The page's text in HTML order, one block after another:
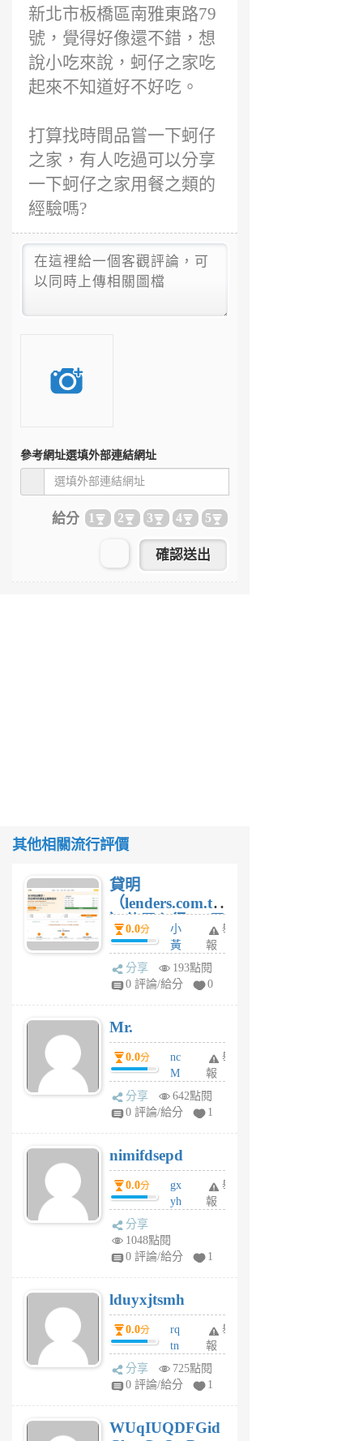
新北市板橋區南雅東路79
號，覺得好像還不錯，想
說小吃來說，蚵仔之家吃
起來不知道好不好吃。
打算找時間品嘗一下蚵仔
之家，有人吃過可以分享
一下蚵仔之家用餐之類的
經驗嗎?
參考網址選填外部連結網址
給分 1 2 3 4 5
其他相關流行評價
貸明
（lenders.com.tw
）使用心得 — 民
間貸款比較平台
體驗
0.0分
小
黃
蜂
1
舉
報
分享
193點閱
0 評論/給分
0
Mr.
0.0分
nc
M
U
F
U
5
個
月
舉
報
分享
642點閱
0 評論/給分
1
nimifdsepd
0.0分
gx
yh
jl
月
前
舉
報
分享
1048點閱
0 評論/給分
1
lduyxjtsmh
0.0分
rq
tn
jt
gl
個
舉
報
分享
725點閱
0 評論/給分
1
WUqIUQDFGid